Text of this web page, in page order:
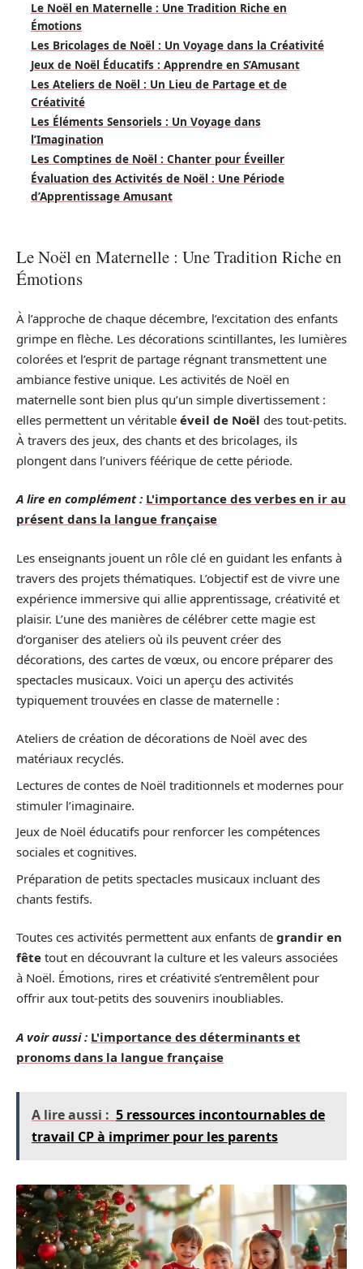
Le Noël en Maternelle : Une Tradition Riche en
Émotions
Les Bricolages de Noël : Un Voyage dans la Créativité
Jeux de Noël Éducatifs : Apprendre en S’Amusant
Les Ateliers de Noël : Un Lieu de Partage et de
Créativité
Les Éléments Sensoriels : Un Voyage dans
l’Imagination
Les Comptines de Noël : Chanter pour Éveiller
Évaluation des Activités de Noël : Une Période
d’Apprentissage Amusant
Le Noël en Maternelle : Une Tradition Riche en
Émotions
À l’approche de chaque décembre, l’excitation des enfants
grimpe en flèche. Les décorations scintillantes, les lumières
colorées et l’esprit de partage régnant transmettent une
ambiance festive unique. Les activités de Noël en
maternelle sont bien plus qu’un simple divertissement :
elles permettent un véritable éveil de Noël des tout-petits.
À travers des jeux, des chants et des bricolages, ils
plongent dans l’univers féérique de cette période.
A lire en complément : L'importance des verbes en ir au
présent dans la langue française
Les enseignants jouent un rôle clé en guidant les enfants à
travers des projets thématiques. L’objectif est de vivre une
expérience immersive qui allie apprentissage, créativité et
plaisir. L’une des manières de célébrer cette magie est
d’organiser des ateliers où ils peuvent créer des
décorations, des cartes de vœux, ou encore préparer des
spectacles musicaux. Voici un aperçu des activités
typiquement trouvées en classe de maternelle :
Ateliers de création de décorations de Noël avec des
matériaux recyclés.
Lectures de contes de Noël traditionnels et modernes pour
stimuler l’imaginaire.
Jeux de Noël éducatifs pour renforcer les compétences
sociales et cognitives.
Préparation de petits spectacles musicaux incluant des
chants festifs.
Toutes ces activités permettent aux enfants de grandir en
fête tout en découvrant la culture et les valeurs associées
à Noël. Émotions, rires et créativité s’entremêlent pour
offrir aux tout-petits des souvenirs inoubliables.
A voir aussi : L'importance des déterminants et
pronoms dans la langue française
A lire aussi : 5 ressources incontournables de
travail CP à imprimer pour les parents